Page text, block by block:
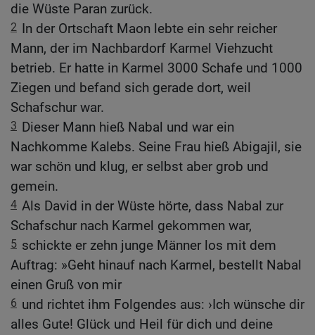
die Wüste Paran zurück.
2 In der Ortschaft Maon lebte ein sehr reicher
Mann, der im Nachbardorf Karmel Viehzucht
betrieb. Er hatte in Karmel 3000 Schafe und 1000
Ziegen und befand sich gerade dort, weil
Schafschur war.
3 Dieser Mann hieß Nabal und war ein
Nachkomme Kalebs. Seine Frau hieß Abigajil, sie
war schön und klug, er selbst aber grob und
gemein.
4 Als David in der Wüste hörte, dass Nabal zur
Schafschur nach Karmel gekommen war,
5 schickte er zehn junge Männer los mit dem
Auftrag: »Geht hinauf nach Karmel, bestellt Nabal
einen Gruß von mir
6 und richtet ihm Folgendes aus: ›Ich wünsche dir
alles Gute! Glück und Heil für dich und deine